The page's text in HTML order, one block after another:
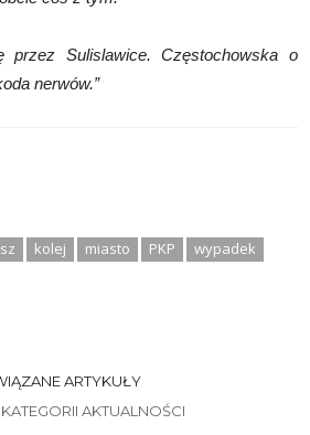
przez Sulislawice. Częstochowska o
nerwów.”
kolej miasto PKP
wypadek
ARTYKUŁY
AKTUALNOŚCI